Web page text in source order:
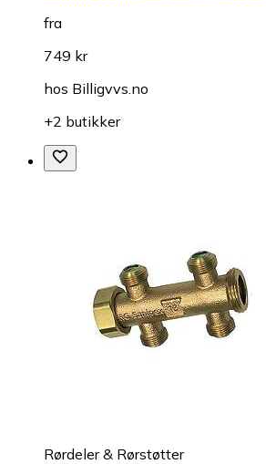
fra
749 kr
hos Billigvvs.no
+2 butikker
Rørdeler & Rørstøtter